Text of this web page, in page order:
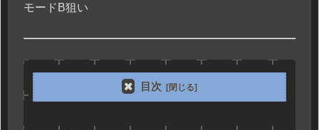
モードB狙い
目次